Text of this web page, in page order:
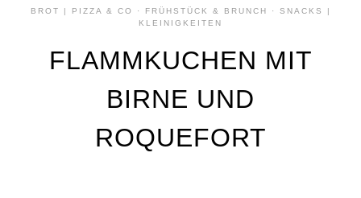
BROT | PIZZA & CO · FRÜHSTÜCK & BRUNCH · SNACKS |
KLEINIGKEITEN
FLAMMKUCHEN MIT
BIRNE UND
ROQUEFORT